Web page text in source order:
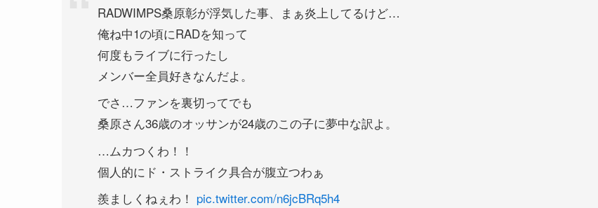
RADWIMPS桑原彰が浮気した事、まぁ炎上してるけど…
俺ね中1の頃にRADを知って
何度もライブに行ったし
メンバー全員好きなんだよ。
でさ…ファンを裏切ってでも
桑原さん36歳のオッサンが24歳のこの子に夢中な訳よ。
…ムカつくわ！！
個人的にド・ストライク具合が腹立つわぁ
羨ましくねぇわ！ pic.twitter.com/n6jcBRq5h4